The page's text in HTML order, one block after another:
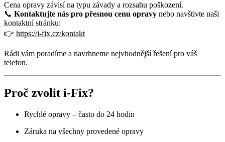
Cena opravy závisí na typu závady a rozsahu poškození.
📞 Kontaktujte nás pro přesnou cenu opravy nebo navštivte naši
kontaktní stránku:
👉 https://i-fix.cz/kontakt
Rádi vám poradíme a navrhneme nejvhodnější řešení pro váš
telefon.
Proč zvolit i‑Fix?
Rychlé opravy – často do 24 hodin
Záruka na všechny provedené opravy